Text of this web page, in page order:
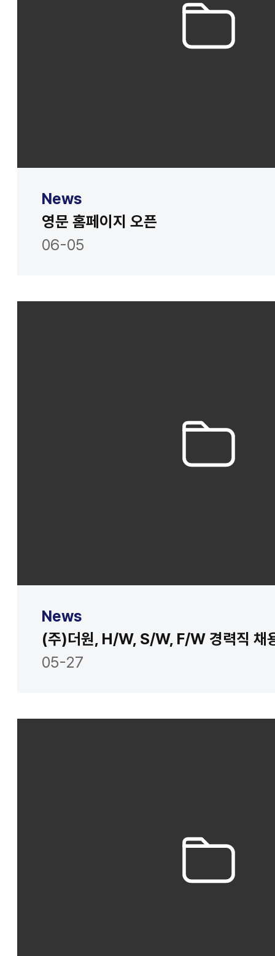
News
영문 홈페이지 오픈
06-05
News
(주)더원, H/W, S/W, F/W 경력직 채
05-27